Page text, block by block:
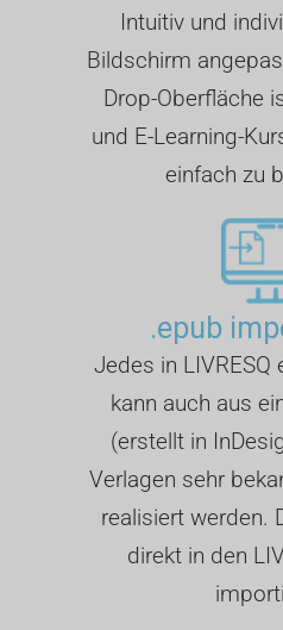
Intuitiv und
Bildschirm
Drop-Oberfläche
und E-Learning-
einfach zu
.epub
Jedes in LIVRESQ
kann auch aus
(erstellt in
Verlagen sehr
realisiert werden.
direkt in den